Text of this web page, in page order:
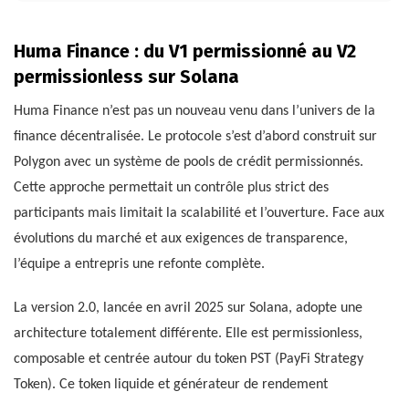
Huma Finance : du V1 permissionné au V2
permissionless sur Solana
Huma Finance n’est pas un nouveau venu dans l’univers de la
finance décentralisée. Le protocole s’est d’abord construit sur
Polygon avec un système de pools de crédit permissionnés.
Cette approche permettait un contrôle plus strict des
participants mais limitait la scalabilité et l’ouverture. Face aux
évolutions du marché et aux exigences de transparence,
l’équipe a entrepris une refonte complète.
La version 2.0, lancée en avril 2025 sur Solana, adopte une
architecture totalement différente. Elle est permissionless,
composable et centrée autour du token PST (PayFi Strategy
Token). Ce token liquide et générateur de rendement